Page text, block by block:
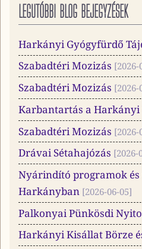
LEGUTÓBBI BLOG BEJEGYZÉSEK
Harkányi Gyógyfürdő
Szabadtéri Mozizás 2026-
Szabadtéri Mozizás 2026-
Karbantartás a
Szabadtéri Mozizás 2026-
Drávai Sétahajózás 2026-
Nyárindító programok
Harkányban 2026-06-05
Palkonyai Pünkösdi
Harkányi Kisállat Börze